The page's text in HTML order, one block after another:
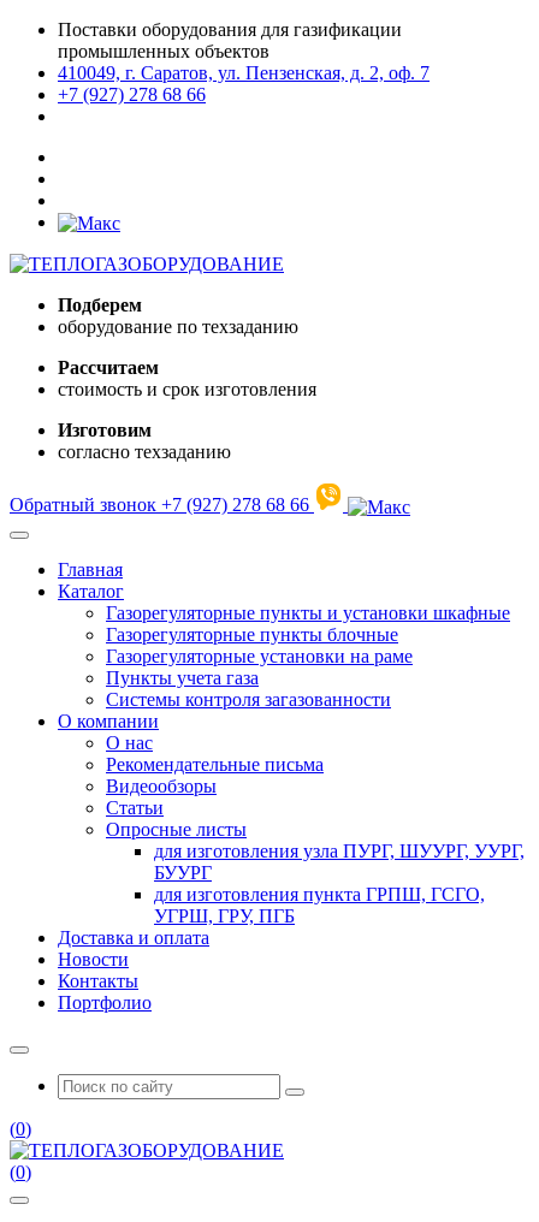
Поставки оборудования для газификации
промышленных объектов
410049, г. Саратов, ул. Пензенская, д. 2, оф. 7
+7 (927) 278 68 66
Подберем
оборудование по техзаданию
Рассчитаем
стоимость и срок изготовления
Изготовим
согласно техзаданию
Обратный звонок +7 (927) 278 68 66
Главная
Каталог
Газорегуляторные пункты и установки шкафные
Газорегуляторные пункты блочные
Газорегуляторные установки на раме
Пункты учета газа
Системы контроля загазованности
О компании
О нас
Рекомендательные письма
Видеообзоры
Статьи
Опросные листы
для изготовления узла ПУРГ, ШУУРГ, УУРГ,
БУУРГ
для изготовления пункта ГРПШ, ГСГО,
УГРШ, ГРУ, ПГБ
Доставка и оплата
Новости
Контакты
Портфолио
(0)
(0)